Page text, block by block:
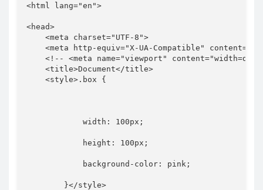
<html lang="en ">
<head>
<meta charset=" UTF-8 ">
<meta http-equiv="X-UA-Compatible " content=
<!-- <meta name="viewport"
<title>Document</title>
<style> .box {
width : 100px ;
height : 100px ;
background-color : pink ;
}</style>